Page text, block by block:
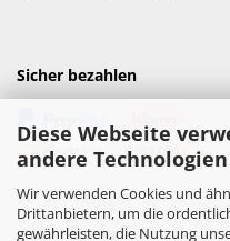
Diese Webseite
andere Technologien
Wir verwenden Cookies und
Drittanbietern, um die
gewährleisten, die Nutzung
Sicher bezahlen
Versandpartner